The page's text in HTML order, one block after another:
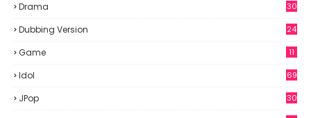
Drama 30
Dubbing Version 24
Game 11
Idol
69
JPop
30